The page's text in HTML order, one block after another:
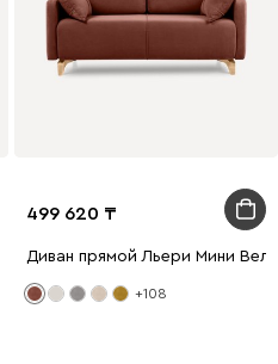
Молочный
499 620
Диван прямой Льери Мини
+108